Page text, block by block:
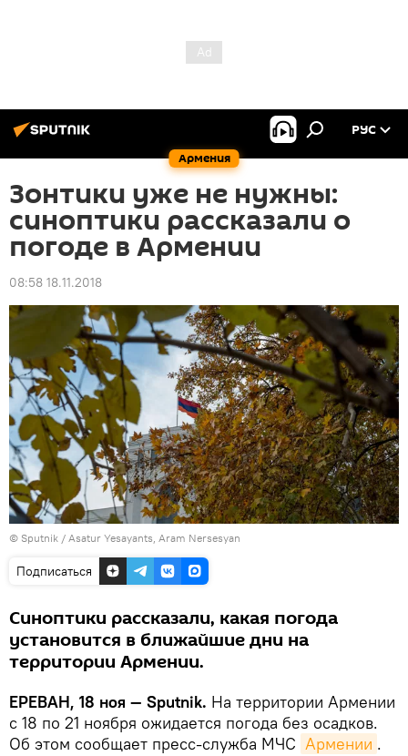
Армения
РУС
Зонтики уже не нужны:
синоптики рассказали о
погоде в Армении
08:58 18.11.2018
© Sputnik / Asatur Yesayants, Aram Nersesyan
Подписаться
Синоптики рассказали, какая погода
установится в ближайшие дни на
территории Армении.
ЕРЕВАН, 18 ноя — Sputnik. На территории Армении
с 18 по 21 ноября ожидается погода без осадков.
Об этом сообщает пресс-служба МЧС Армении .